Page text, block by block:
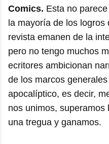
Comics. Esta no
la mayoría de los logros
revista emanen de la
pero no tengo muchos
ecritores ambicionan
de los marcos
apocalíptico, es decir,
nos unimos,
una tregua y ganamos.